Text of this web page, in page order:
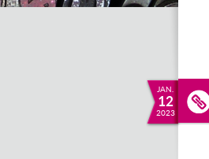
JAN.
12
2023